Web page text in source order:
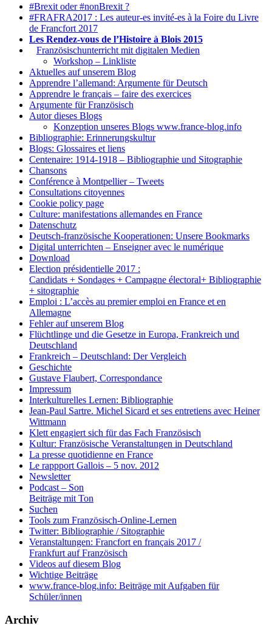
#Brexit oder #nonBrexit ?
#FRAFRA2017 : Les auteur-es invité-es à la Foire du Livre
de Francfort 2017
Les Rendez-vous de l’Histoire à Blois 2015
Französischunterricht mit digitalen Medien
Workshop – Linkliste
Aktuelles auf unserem Blog
Apprendre l’allemand: Argumente für Deutsch
Apprendre le français – faire des exercices
Argumente für Französisch
Autor dieses Blogs
Konzeption unseres Blogs www.france-blog.info
Bibliographie: Erinnerungskultur
Blogs: Glossaires et liens
Centenaire: 1914-1918 – Bibliographie und Sitographie
Chansons
Conférence à Montpellier – Tweets
Consultations citoyennes
Cookie policy page
Culture: manifestations allemandes en France
Datenschutz
Deutsch-französische Kooperationen: Unsere Bookmarks
Digital unterrichten – Enseigner avec le numérique
Download
Election présidentielle 2017 :
Candidats + Sondages + Campagne électoral+ Bibliographie
+ sitographie
Emploi : L’accès au premier emploi en France et en
Allemagne
Fehler auf unserem Blog
Flüchtlinge und die Gesetze in Europa, Frankreich und
Deutschland
Frankreich – Deutschland: Der Vergleich
Geschichte
Gustave Flaubert, Correspondance
Impressum
Interkulturelles Lernen: Bibliographie
Jean-Paul Sartre. Michel Sicard et ses entretiens avec Heiner
Wittmann
Klett engagiert sich für das Fach Französisch
Kultur: Französische Veranstaltungen in Deutschland
La presse quotidienne en France
Le rappport Gallois – 5 nov. 2012
Newsletter
Podcast – Son
Beiträge mit Ton
Suchen
Tools zum Französisch-Online-Lernen
Twitter: Bibliographie / Sitographie
Veranstaltungen: Francfort en français 2017 /
Frankfurt auf Französisch
Videos auf diesem Blog
Wichtige Beiträge
www.france-blog.info: Beiträge mit Aufgaben für
Schüler/innen
Archiv